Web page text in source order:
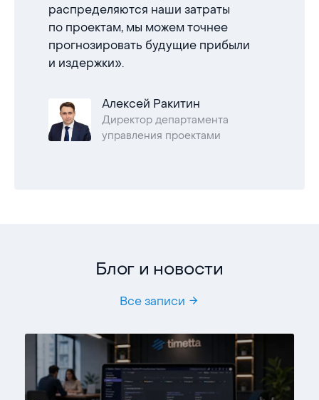
распределяются наши затраты
по проектам, мы можем точнее
прогнозировать будущие прибыли
и издержки».
Алексей Ракитин
Директор департамента
управления проектами
Блог и новости
Все записи